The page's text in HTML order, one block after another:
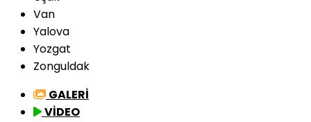
Van
Yalova
Yozgat
Zonguldak
GALERİ
VİDEO